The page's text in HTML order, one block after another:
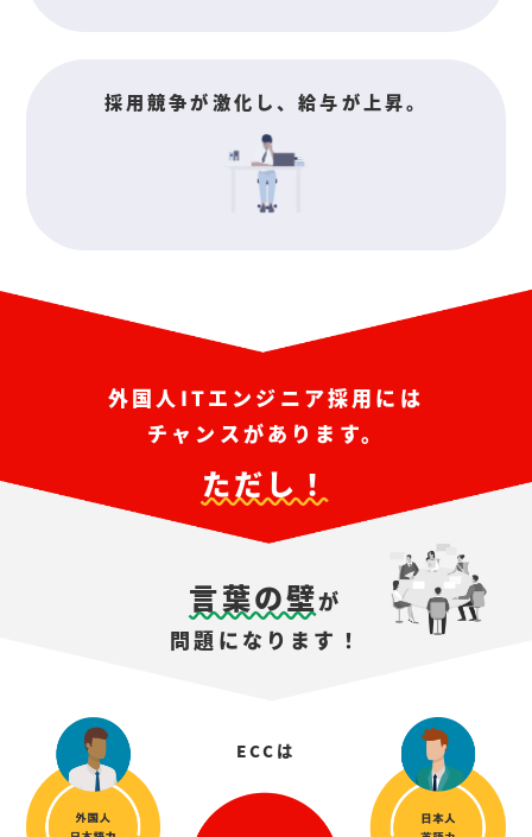
採用競争が激化し、給与が上昇。
外国人ITエンジニア採用には
チャンスがあります。
ただし！
言葉の壁が
問題になります！
ECCは